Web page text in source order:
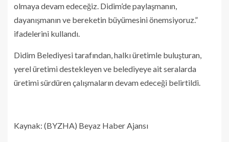
olmaya devam edeceğiz. Didim’de paylaşmanın,
dayanışmanın ve bereketin büyümesini önemsiyoruz.”
ifadelerini kullandı.
Didim Belediyesi tarafından, halkı üretimle buluşturan,
yerel üretimi destekleyen ve belediyeye ait seralarda
üretimi sürdüren çalışmaların devam edeceği belirtildi.
Kaynak: (BYZHA) Beyaz Haber Ajansı